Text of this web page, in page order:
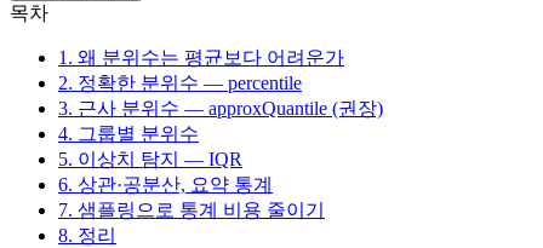
목차
1. 왜 분위수는 평균보다 어려운가
2. 정확한 분위수 — percentile
3. 근사 분위수 — approxQuantile (권장)
4. 그룹별 분위수
5. 이상치 탐지 — IQR
6. 상관·공분산, 요약 통계
7. 샘플링으로 통계 비용 줄이기
8. 정리